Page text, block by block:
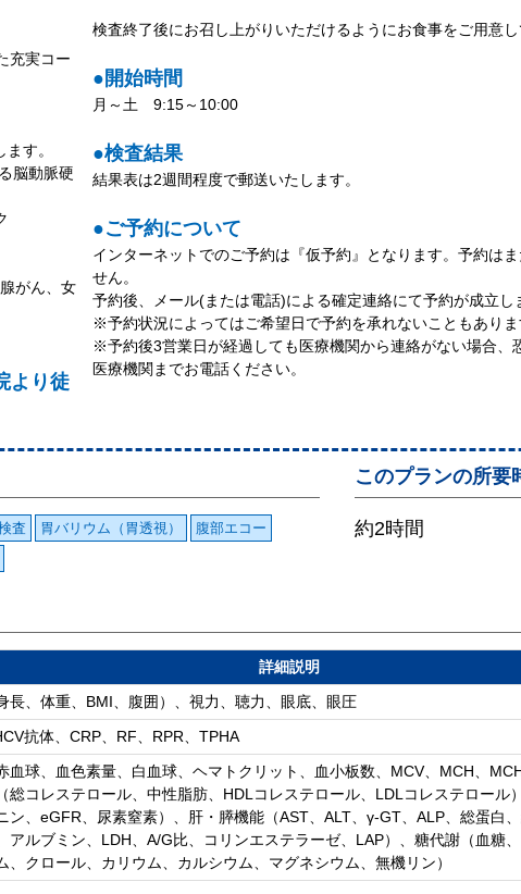
充実コー
ます。
脳動脈硬
がん、女
より徒
検査終了後にお召し上がりいただけるようにお食事をご用意し
●開始時間
月～土 9:15～10:00
●検査結果
結果表は2週間程度で郵送いたします。
●ご予約について
インターネットでのご予約は『仮予約』となります。予約は
せん。
予約後、メール(または電話)による確定連絡にて予約が成立し
※予約状況によってはご希望日で予約を承れないこともありま
※予約後3営業日が経過しても医療機関から連絡がない場合、
医療機関までお電話ください。
このプランの所要
約2時間
査 胃バリウム（胃透視）
腹部エコー
詳細説明
長、体重、BMI、腹囲）、視力、聴力、眼底、眼圧
抗体、CRP、RF、RPR、TPHA
血球、血色素量、白血球、ヘマトクリット、血小板数、MCV、MCH、
総コレステロール、中性脂肪、HDLコレステロール、LDLコレステロール
ン、eGFR、尿素窒素）、肝・膵機能（AST、ALT、γ-GT、ALP、総蛋白
アルブミン、LDH、A/G比、コリンエステラーゼ、LAP）、糖代謝（血糖
、クロール、カリウム、カルシウム、マグネシウム、無機リン）